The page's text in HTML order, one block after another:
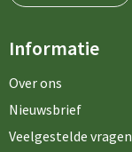
Informatie
Over ons
Nieuwsbrief
Veelgestelde vragen